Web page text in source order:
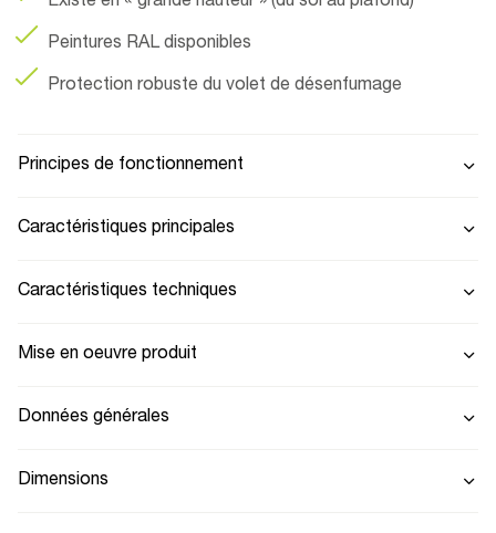
Peintures RAL disponibles
Protection robuste du volet de désenfumage
Principes de fonctionnement
Caractéristiques principales
Caractéristiques techniques
Mise en oeuvre produit
Données générales
Dimensions